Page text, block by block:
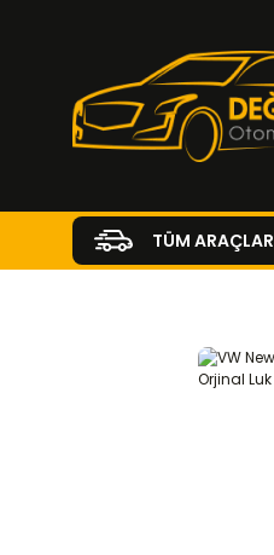
TÜM ARAÇLAR